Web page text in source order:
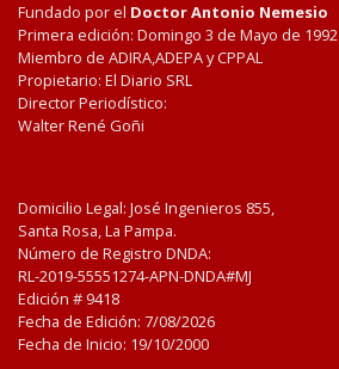
Fundado por el Doctor Antonio Nemesio
Primera edición: Domingo 3 de Mayo de 1992
Miembro de ADIRA,ADEPA y CPPAL
Propietario: El Diario SRL
Director Periodístico:
Walter René Goñi
Domicilio Legal: José Ingenieros 855,
Santa Rosa, La Pampa.
Número de Registro DNDA:
RL-2019-55551274-APN-DNDA#MJ
Edición # 9418
Fecha de Edición: 7/08/2026
Fecha de Inicio: 19/10/2000